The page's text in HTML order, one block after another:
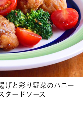
げと彩り野菜のハニー
タードソース